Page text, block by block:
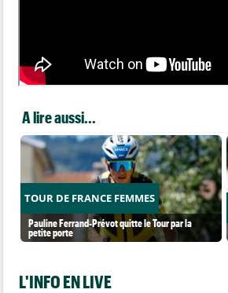
A lire aussi...
TOUR DE FRANCE FEMMES
Pauline Ferrand-Prévot quitte le Tour par la
petite porte
L'INFO EN LIVE